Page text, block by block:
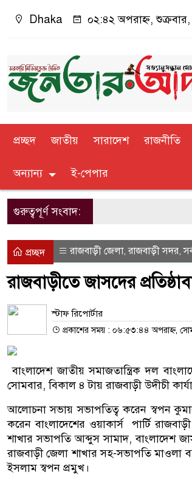
Dhaka ০২:৪২ অপরাহ্ন,
প্রচ্ছদ জাতীয় সারাদেশ রাজনীতি
অন্যান্য ই-পেপার
গুরুত্বপূর্ণ সংবাদ:
প্রচ্ছদ রাজবাড়ী জেলা,রাজবাড়ী সদর,
রাজবাড়ীতে জাসদের
স্টাফ রিপোর্টার
প্রকাশের সময় : ০৬:৫৩:৪৪ অপরাহ্ন,
বাংলাদেশ জাতীয় সমাজতান্ত্রিক দল
সোমবার, বিকাল ৪ টায় রাজবাড়ী উদীচী
আলোচনা সভায় সভাপতিত্ব করেন স্বপন
করেন বাংলাদেশের ওয়াকার্স পার্টি
শাখার সভাপতি আব্দুস সামাদ, বাংলাদেশ
রাজবাড়ী জেলা শাখার সহ-সভাপতি মাওলা
ইসলাম স্বপন প্রমুখ।